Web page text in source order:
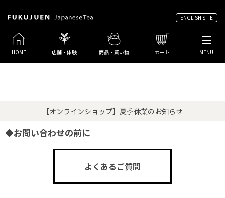
ENGLISH SITE
HOME 店舗・体験 商品・買い物 カート MENU
【オンラインショップ】夏季休業のお知らせ
◆お問い合わせの前に
よくあるご質問